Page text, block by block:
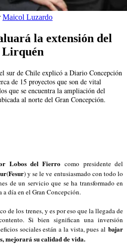
Maicol Luzardo
la extensión del
Lirquén
sur de Chile explicó a Diario Concepción
de 15 proyectos que son de vital
que se encuentra la ampliación del
al norte del Gran Concepción.
Lobos del Fierro como presidente del
(Fesur) y se le ve entusiasmado con todo lo
de un servicio que se ha transformado en
a día en el Gran Concepción.
de los trenes, y es por eso que la llegada de
Si bien significan una inversión
sociales están a la vista, pues al bajar
mejorará su calidad de vida.